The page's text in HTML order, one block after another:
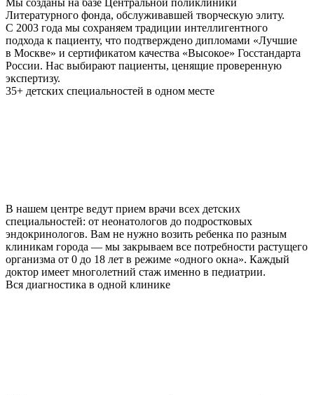
Литературного фонда, обслуживавшей творческую элиту.
С 2003 года мы сохраняем традиции интеллигентного
подхода к пациенту, что подтверждено дипломами «Лучшие
в Москве» и сертификатом качества «Высокое» Госстандарта
России. Нас выбирают пациенты, ценящие проверенную
экспертизу.
35+ детских специальностей в одном месте
В нашем центре ведут прием врачи всех детских
специальностей: от неонатологов до подростковых
эндокринологов. Вам не нужно возить ребенка по разным
клиникам города — мы закрываем все потребности растущего
организма от 0 до 18 лет в режиме «одного окна». Каждый
доктор имеет многолетний стаж именно в педиатрии.
Вся диагностика в одной клинике